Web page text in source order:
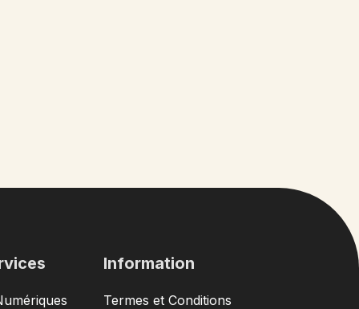
Information
Termes et Conditions